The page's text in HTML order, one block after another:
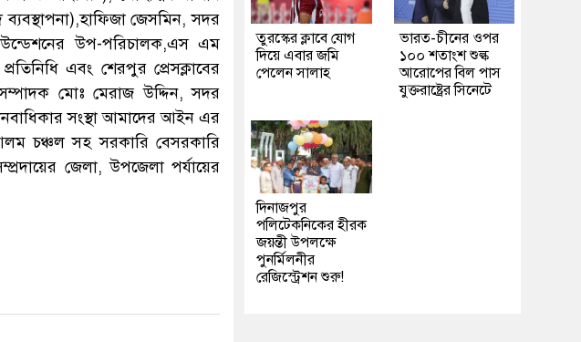
জেসমিন, সদর
উপ-পরিচালক,এস এম
এবং শেরপুর প্রেসক্লাবের
সম্পাদক মোঃ মেরাজ উদ্দিন, সদর
সংস্থা আমাদের আইন এর
চঞ্চল সহ সরকারি বেসরকারি
জেলা, উপজেলা পর্যায়ের
তুরস্কের ক্লাবে যোগ
দিয়ে এবার জমি
পেলেন সালাহ
ভারত-চীনের ওপর
১০০ শতাংশ শুল্ক
আরোপের বিল পাস
যুক্তরাষ্ট্রের সিনেটে
দিনাজপুর
পলিটেকনিকের হীরক
জয়ন্তী উপলক্ষে
পুনর্মিলনীর
রেজিস্ট্রেশন শুরু!